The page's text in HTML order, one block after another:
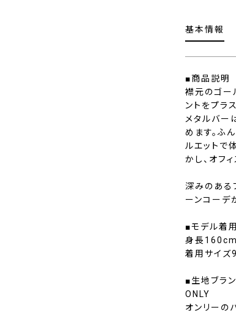
基本情報
■商品説明
襟元のゴー
ントをプラ
メタルバー
めます。ふ
ルエットで
かし、オフ
深みのある
ーンコーデ
■モデル着
身長160cm
着用サイズ
■生地ブラ
ONLY
オンリーの